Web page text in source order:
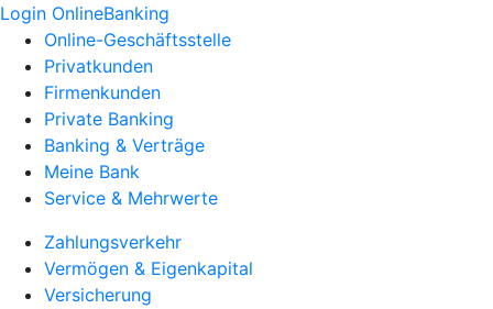
Login OnlineBanking
Online-Geschäftsstelle
Privatkunden
Firmenkunden
Private Banking
Banking & Verträge
Meine Bank
Service & Mehrwerte
Zahlungsverkehr
Vermögen & Eigenkapital
Versicherung